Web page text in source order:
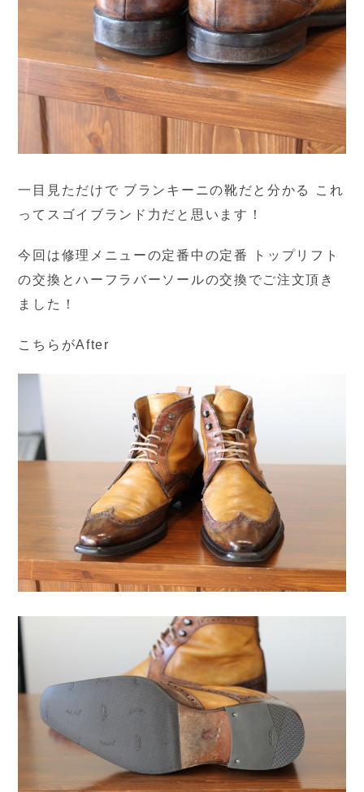
一目見ただけで ブランキーニの靴だと分かる これ
ってスゴイブランド力だと思います！
今回は修理メニューの定番中の定番 トップリフト
の交換とハーフラバーソールの交換でご注文頂き
ました！
こちらがAfter